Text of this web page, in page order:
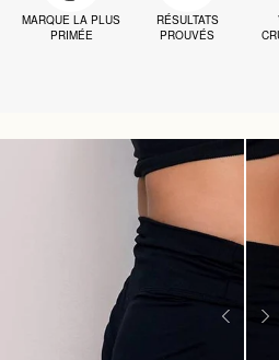
MARQUE LA PLUS
PRIMÉE
RÉSULTATS
PROUVÉS